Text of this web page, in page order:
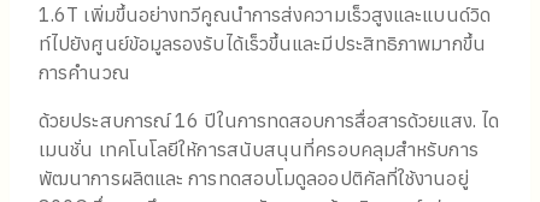
1.6T เพิ่มขึ้นอย่างทวีคูณนําการส่งความเร็วสูงและแบนด์วิด
ท์ไปยังศูนย์ข้อมูลรองรับได้เร็วขึ้นและมีประสิทธิภาพมากขึ้น
การคํานวณ
ด้วยประสบการณ์ 16 ปีในการทดสอบการสื่อสารด้วยแสง. ได
เมนชั่น เทคโนโลยีให้การสนับสนุนที่ครอบคลุมสําหรับการ
พัฒนาการผลิตและ การทดสอบโมดูลออปติคัลที่ใช้งานอยู่